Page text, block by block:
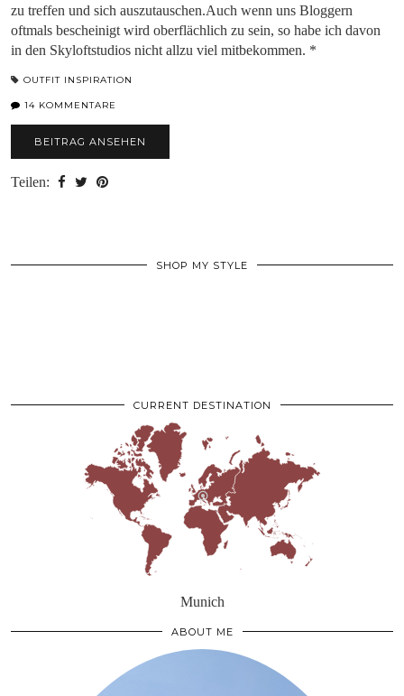
zu treffen und sich auszutauschen.Auch wenn uns Bloggern
oftmals bescheinigt wird oberflächlich zu sein, so habe ich davon
in den Skyloftstudios nicht allzu viel mitbekommen. *
OUTFIT INSPIRATION
14 KOMMENTARE
BEITRAG ANSEHEN
Teilen:
SHOP MY STYLE
CURRENT DESTINATION
Munich
ABOUT ME